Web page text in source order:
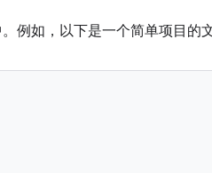
例如，以下是一个简单项目的